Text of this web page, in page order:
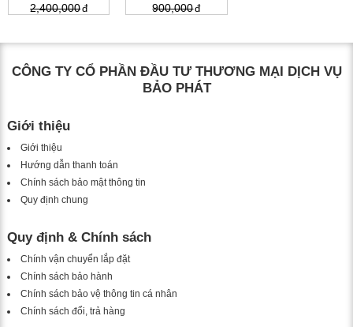
2,400,000 900,000
CÔNG TY CỔ PHẦN ĐẦU TƯ THƯƠNG MẠI DỊCH VỤ
BẢO PHÁT
Giới thiệu
Giới thiệu
Hướng dẫn thanh toán
Chính sách bảo mật thông tin
Quy định chung
Quy định & Chính sách
Chính vận chuyển lắp đặt
Chính sách bảo hành
Chính sách bảo vệ thông tin cá nhân
Chính sách đổi, trả hàng